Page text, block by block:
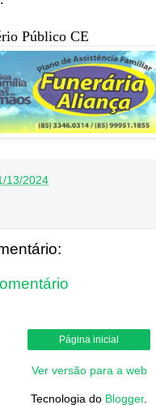
Público CE
13/2024
Página inicial
Ver versão para a web
Tecnologia do Blogger.